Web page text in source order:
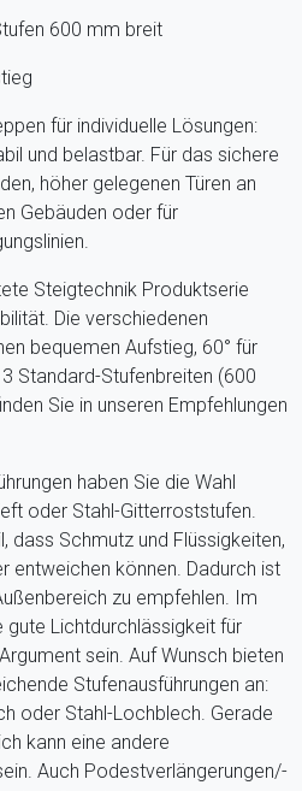
600 mm breit
für individuelle Lösungen:
und belastbar. Für das sichere
höher gelegenen Türen an
Gebäuden oder für
Steigtechnik Produktserie
Die verschiedenen
bequemen Aufstieg, 60° für
Standard-Stufenbreiten (600
Sie in unseren Empfehlungen
haben Sie die Wahl
oder Stahl-Gitterroststufen.
dass Schmutz und Flüssigkeiten,
entweichen können. Dadurch ist
zu empfehlen. Im
gute Lichtdurchlässigkeit für
sein. Auf Wunsch bieten
Stufenausführungen an:
oder Stahl-Lochblech. Gerade
kann eine andere
Auch Podestverlängerungen/-